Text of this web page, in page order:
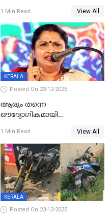
ഗുരുതരാവസ്ഥയിൽ
1 Min Read View All
KERALA
Posted On 23-12-2025
ആരും തന്നെ
ഔദ്യോഗികമായി
കണ്ടെത്താൻ ഇന്ന് കോർ
കമ്മിറ്റി കൂടിയില്ല';
അതൃപ്തിയുമായി ദീപ്തി മേരി
വർഗീസ്
1 Min Read View All
KERALA
Posted On 23-12-2025